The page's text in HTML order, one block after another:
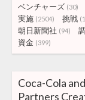
ベンチャーズ (30)
実施 (2504) 挑戦
朝日新聞社 (94)
資金 (399)
Coca-Cola and
Partners